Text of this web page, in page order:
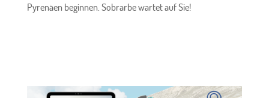
Pyrenäen beginnen. Sobrarbe wartet auf Sie!